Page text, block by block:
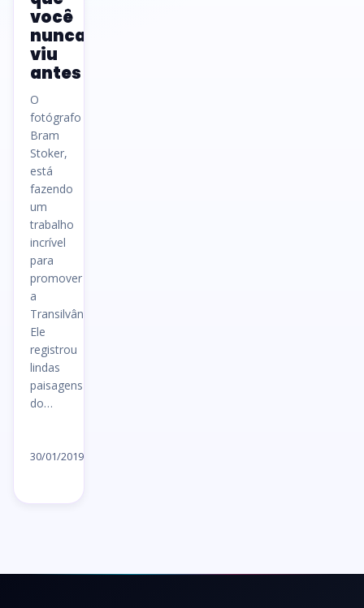
você
nunca
viu
antes
O
fotógrafo
Bram
Stoker,
está
fazendo
um
trabalho
incrível
para
promover
a
Transilvânia.
Ele
registrou
lindas
paisagens
do…
30/01/2019